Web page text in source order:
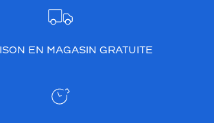
EN MAGASIN GRATUITE